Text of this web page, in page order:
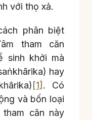
với thọ xả.
phân biệt
tham căn
sinh khởi mà
hay
[1] . Có
và bốn loại
căn này